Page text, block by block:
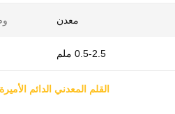
معدن
0.5-2.5 ملم
القلم المعدني الدائم الأميرة Micropigmentation القلم اللاسلكي الوشم Microblading القلم